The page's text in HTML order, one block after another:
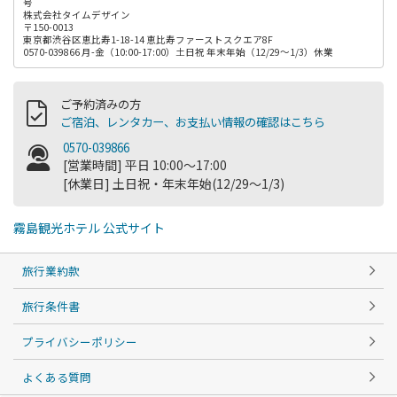
株式会社タイムデザイン
〒150-0013
東京都渋谷区恵比寿1-18-14 恵比寿ファーストスクエア8F
0570-039866 月-金（10:00-17:00）土日祝 年末年始（12/29～1/3）休業
ご予約済みの方
ご宿泊、レンタカー、お支払い情報の確認はこちら
0570-039866
[営業時間] 平日 10:00～17:00
[休業日] 土日祝・年末年始(12/29～1/3)
霧島観光ホテル 公式サイト
旅行業約款
旅行条件書
プライバシーポリシー
よくある質問